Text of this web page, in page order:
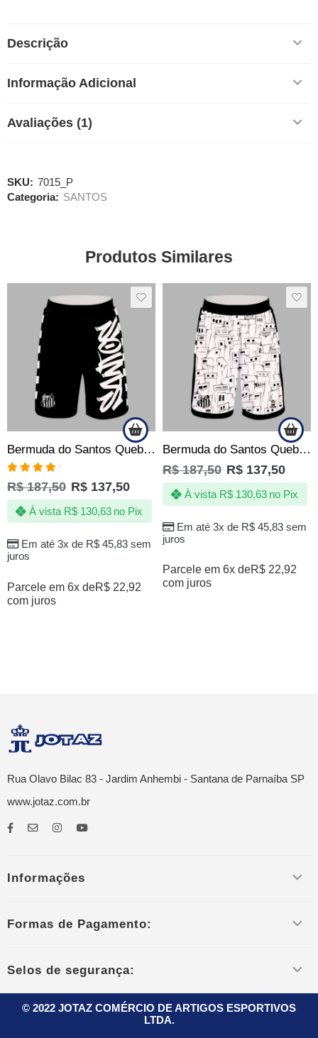
Descrição
Informação Adicional
Avaliações (1)
SKU: 7015_P
Categoria: SANTOS
Produtos Similares
Bermuda do Santos Quebrada Jotaz Produto Oficial Masculino
Avaliação
5.00de 5
R$187,50 R$ 137,50
Em até 3x de R$45,83sem
juros
À vista R$130,63 no Pix
Parcele em 6x deR$ 22,92
com juros
Bermuda do Santos Quebrada Jotaz Produto Oficial Masculino
R$187,50 R$ 137,50
Em até 3x de R$45,83sem
juros
À vista R$130,63 no Pix
Parcele em 6x deR$ 22,92
com juros
Rua Olavo Bilac 83 - Jardim Anhembi - Santana de Parnaíba SP
www.jotaz.com.br
Informações
Formas de Pagamento:
Selos de segurança:
© 2022 JOTAZ COMÉRCIO DE ARTIGOS ESPORTIVOS
LTDA.